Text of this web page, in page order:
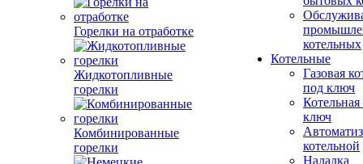
Горелки на отработке
Жидкотопливные
горелки
Комбинированные
горелки
котельных
Котельные
Газовая
под ключ
ключ
котельной
Наладка